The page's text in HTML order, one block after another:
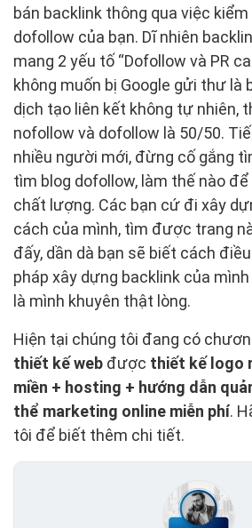
bán backlink thông qua việc
dofollow của bạn. Dĩ nhiên
mang 2 yếu tố “Dofollow và PR
không muốn bị Google gửi thư là
dịch tạo liên kết không tự nhiên,
nofollow và dofollow là 50/50.
nhiều người mới, đừng cố gắng
tìm blog dofollow, làm thế nào
chất lượng. Các bạn cứ đi xây
cách của mình, tìm được trang
đấy, dần dà bạn sẽ biết cách
pháp xây dựng backlink của
là mình khuyên thật lòng.
Hiện tại chúng tôi đang có
thiết kế web được thiết kế logo
miền + hosting + hướng dẫn
thể marketing online miễn phí.
tôi để biết thêm chi tiết.